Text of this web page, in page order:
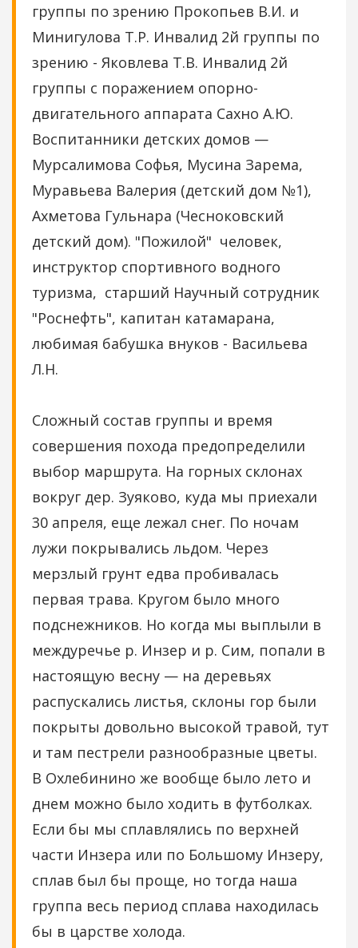
группы по зрению Прокопьев В.И. и
Минигулова Т.Р. Инвалид 2й группы по
зрению - Яковлева Т.В. Инвалид 2й
группы с поражением опорно-
двигательного аппарата Сахно А.Ю.
Воспитанники детских домов —
Мурсалимова Софья, Мусина Зарема,
Муравьева Валерия (детский дом №1),
Ахметова Гульнара (Чесноковский
детский дом). "Пожилой" человек,
инструктор спортивного водного
туризма, старший Научный сотрудник
"Роснефть", капитан катамарана,
любимая бабушка внуков - Васильева
Л.Н.
Сложный состав группы и время
совершения похода предопределили
выбор маршрута. На горных склонах
вокруг дер. Зуяково, куда мы приехали
30 апреля, еще лежал снег. По ночам
лужи покрывались льдом. Через
мерзлый грунт едва пробивалась
первая трава. Кругом было много
подснежников. Но когда мы выплыли в
междуречье р. Инзер и р. Сим, попали в
настоящую весну — на деревьях
распускались листья, склоны гор были
покрыты довольно высокой травой, тут
и там пестрели разнообразные цветы.
В Охлебинино же вообще было лето и
днем можно было ходить в футболках.
Если бы мы сплавлялись по верхней
части Инзера или по Большому Инзеру,
сплав был бы проще, но тогда наша
группа весь период сплава находилась
бы в царстве холода.